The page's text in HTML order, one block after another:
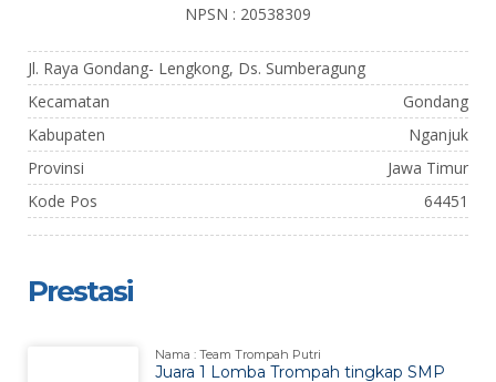
NPSN : 20538309
Jl. Raya Gondang- Lengkong, Ds. Sumberagung
Kecamatan
Gondang
Kabupaten
Nganjuk
Provinsi
Jawa Timur
Kode Pos
64451
Prestasi
Nama : Team Trompah Putri
Juara 1 Lomba Trompah tingkap SMP